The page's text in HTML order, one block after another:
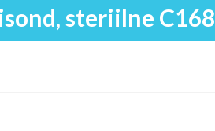
steriilne